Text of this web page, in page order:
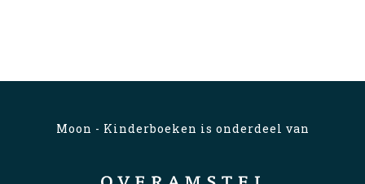
Moon - Kinderboeken is onderdeel van